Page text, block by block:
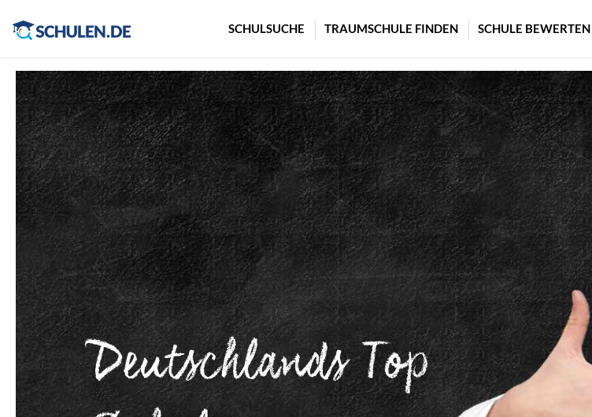
SCHULSUCHE TRAUMSCHULE FINDEN SCHULE BEWERTEN
Deutschlands Top